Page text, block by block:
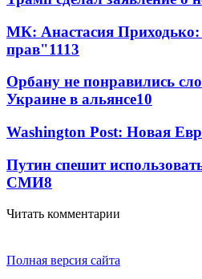
МК: Анастасия
прав"1113
Орбану не понравились
Украине в альянсе10
Washington Post: Новая
Путин спешит
СМИ8
Читать комментарии
Полная версия сайта